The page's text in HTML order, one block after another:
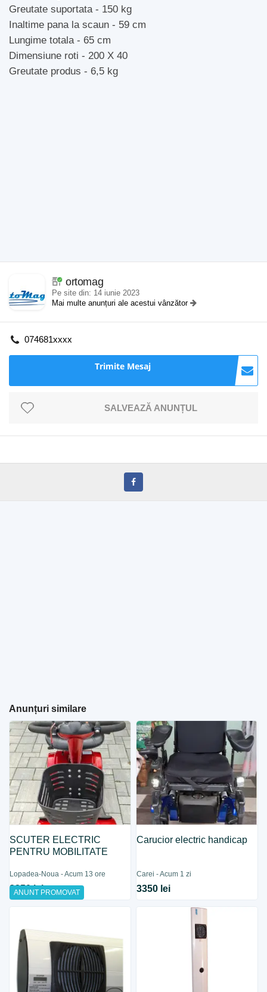
Greutate suportata - 150 kg
Inaltime pana la scaun - 59 cm
Lungime totala - 65 cm
Dimensiune roti - 200 X 40
Greutate produs - 6,5 kg
ortomag
Pe site din: 14 iunie 2023
Mai multe anunțuri ale acestui vânzător
074681xxxx
Trimite Mesaj
SALVEAZĂ ANUNȚUL
Anunțuri similare
ANUNT PROMOVAT
SCUTER ELECTRIC
PENTRU MOBILITATE
Lopadea-Noua - Acum 13 ore
2350 lei
Carucior electric handicap
Carei - Acum 1 zi
3350 lei